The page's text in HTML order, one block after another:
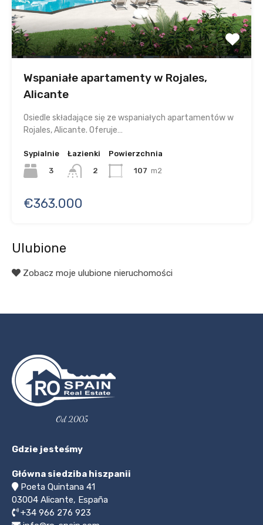
Wspaniałe apartamenty w Rojales,
Alicante
Osiedle składające się ze wspaniałych apartamentów w
Rojales, Alicante. Oferuje…
Sypialnie
3
Łazienki
2
Powierzchnia
107 m2
€363.000
Ulubione
Zobacz moje ulubione nieruchomości
Od 2005
Gdzie jesteśmy
Główna siedziba hiszpanii
Poeta Quintana 41
03004 Alicante, España
+34 966 276 923